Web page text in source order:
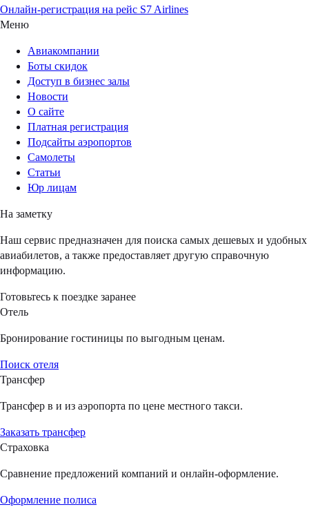
Онлайн-регистрация на рейс S7 Airlines
Меню
Авиакомпании
Боты скидок
Доступ в бизнес залы
Новости
О сайте
Платная регистрация
Подсайты аэропортов
Самолеты
Статьи
Юр лицам
На заметку
Наш сервис предназначен для поиска самых дешевых и удобных
авиабилетов, а также предоставляет другую справочную
информацию.
Готовьтесь к поездке заранее
Отель
Бронирование гостиницы по выгодным ценам.
Поиск отеля
Трансфер
Трансфер в и из аэропорта по цене местного такси.
Заказать трансфер
Страховка
Сравнение предложений компаний и онлайн-оформление.
Оформление полиса